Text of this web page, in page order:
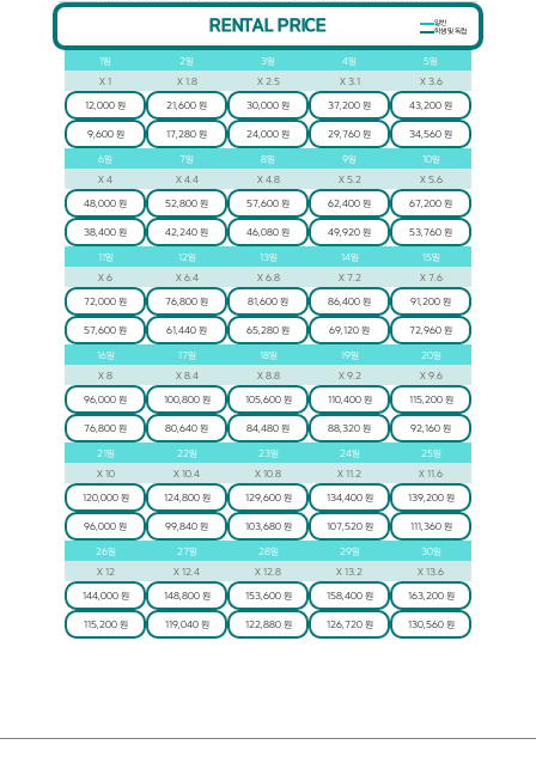
RENTAL PRICE
일반
학생 및 독립
1일
X 1
2일
X 1.8
3일
X 2.5
4일
X 3.1
5일
X 3.6
12,000 원 21,600 원 30,000 원 37,200 원 43,200 원
9,600 원 17,280 원 24,000 원 29,760 원 34,560 원
6일
X 4
7일
X 4.4
8일
X 4.8
9일
X 5.2
10일
X 5.6
48,000 원 52,800 원 57,600 원 62,400 원 67,200 원
38,400 원 42,240 원 46,080 원 49,920 원 53,760 원
11일
X 6
12일
X 6.4
13일
X 6.8
14일
X 7.2
15일
X 7.6
72,000 원 76,800 원 81,600 원 86,400 원 91,200 원
57,600 원 61,440 원 65,280 원 69,120 원 72,960 원
16일
X 8
17일
X 8.4
18일
X 8.8
19일
X 9.2
20일
X 9.6
96,000 원 100,800 원 105,600 원 110,400 원 115,200 원
76,800 원 80,640 원 84,480 원 88,320 원 92,160 원
21일
X 10
22일
X 10.4
23일
X 10.8
24일
X 11.2
25일
X 11.6
120,000 원 124,800 원 129,600 원 134,400 원 139,200 원
96,000 원 99,840 원 103,680 원 107,520 원 111,360 원
26일
X 12
27일
X 12.4
28일
X 12.8
29일
X 13.2
30일
X 13.6
144,000 원 148,800 원 153,600 원 158,400 원 163,200 원
115,200 원 119,040 원 122,880 원 126,720 원 130,560 원